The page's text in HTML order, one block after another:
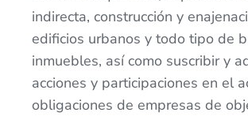
indirecta, construcción y
edificios urbanos y todo tipo de
inmuebles, así como suscribir y
acciones y participaciones en el
obligaciones de empresas de